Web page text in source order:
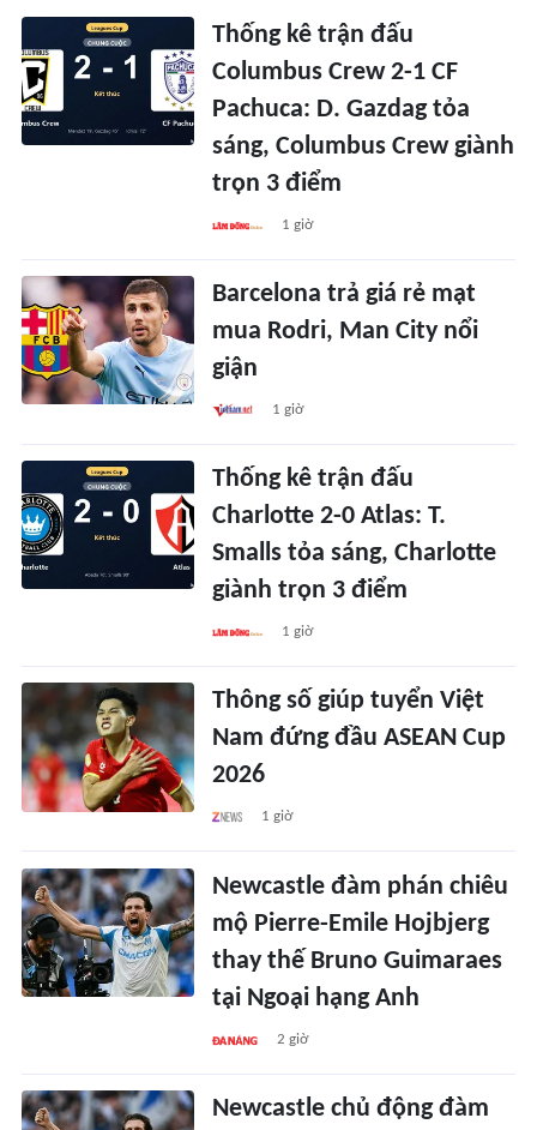
Thống kê trận đấu
Columbus Crew 2-1 CF
Pachuca: D. Gazdag tỏa
sáng, Columbus Crew giành
trọn 3 điểm
1 giờ
Barcelona trả giá rẻ mạt
mua Rodri, Man City nổi
giận
1 giờ
Thống kê trận đấu
Charlotte 2-0 Atlas: T.
Smalls tỏa sáng, Charlotte
giành trọn 3 điểm
1 giờ
Thông số giúp tuyển Việt
Nam đứng đầu ASEAN Cup
2026
1 giờ
Newcastle đàm phán chiêu
mộ Pierre-Emile Hojbjerg
thay thế Bruno Guimaraes
tại Ngoại hạng Anh
2 giờ
Newcastle chủ động đàm